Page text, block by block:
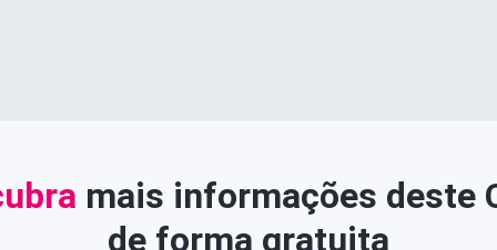
mais informações deste
de forma gratuita